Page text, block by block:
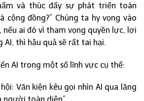
và thúc đẩy sự phát triển toàn
cộng đồng?” Chúng ta hy vọng vào
nếu ai đó vì tham vọng quyền lực, lợi
AI, thì hậu quả sẽ rất tai hại.
AI trong một số lĩnh vực cụ thể:
Văn kiện kêu gọi nhìn AI qua lăng